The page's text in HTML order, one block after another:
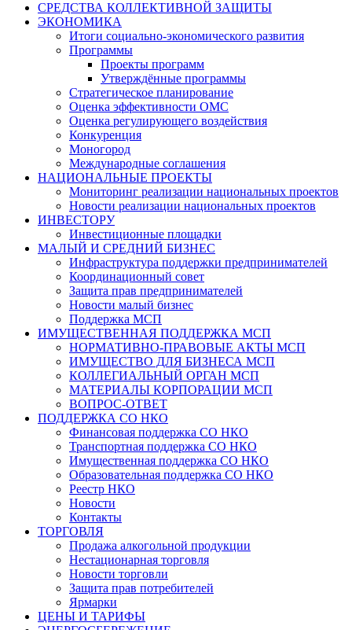
СРЕДСТВА КОЛЛЕКТИВНОЙ ЗАЩИТЫ
ЭКОНОМИКА
Итоги социально-экономического развития
Программы
Проекты программ
Утверждённые программы
Стратегическое планирование
Оценка эффективности ОМС
Оценка регулирующего воздействия
Конкуренция
Моногород
Международные соглашения
НАЦИОНАЛЬНЫЕ ПРОЕКТЫ
Мониторинг реализации национальных проектов
Новости реализации национальных проектов
ИНВЕСТОРУ
Инвестиционные площадки
МАЛЫЙ И СРЕДНИЙ БИЗНЕС
Инфраструктура поддержки предпринимателей
Координационный совет
Защита прав предпринимателей
Новости малый бизнес
Поддержка МСП
ИМУЩЕСТВЕННАЯ ПОДДЕРЖКА МСП
НОРМАТИВНО-ПРАВОВЫЕ АКТЫ МСП
ИМУЩЕСТВО ДЛЯ БИЗНЕСА МСП
КОЛЛЕГИАЛЬНЫЙ ОРГАН МСП
МАТЕРИАЛЫ КОРПОРАЦИИ МСП
ВОПРОС-ОТВЕТ
ПОДДЕРЖКА СО НКО
Финансовая поддержка СО НКО
Транспортная поддержка СО НКО
Имущественная поддержка СО НКО
Образовательная поддержка СО НКО
Реестр НКО
Новости
Контакты
ТОРГОВЛЯ
Продажа алкогольной продукции
Нестационарная торговля
Новости торговли
Защита прав потребителей
Ярмарки
ЦЕНЫ И ТАРИФЫ